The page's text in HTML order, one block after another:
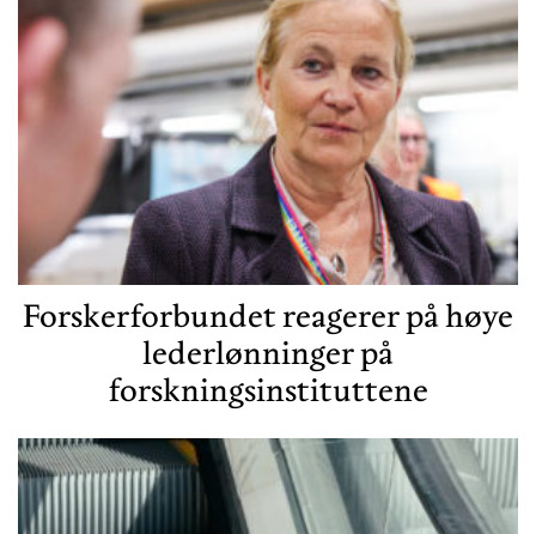
Forskerforbundet reagerer på høye
lederlønninger på
forskningsinstituttene